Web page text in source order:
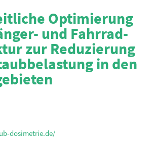
Optimierung
und Fahrrad-
zur Reduzierung
in den
dosimetrie.de/